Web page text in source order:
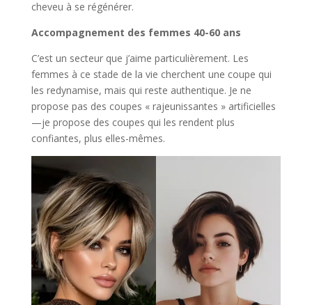
cheveu à se régénérer.
Accompagnement des femmes 40-60 ans
C’est un secteur que j’aime particulièrement. Les
femmes à ce stade de la vie cherchent une coupe qui
les redynamise, mais qui reste authentique. Je ne
propose pas des coupes « rajeunissantes » artificielles
—je propose des coupes qui les rendent plus
confiantes, plus elles-mêmes.